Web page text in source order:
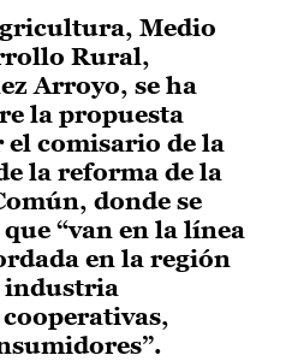
Medio
Rural,
Arroyo, se ha
la propuesta
comisario de la
la reforma de la
donde se
“van en la línea
en la región
industria